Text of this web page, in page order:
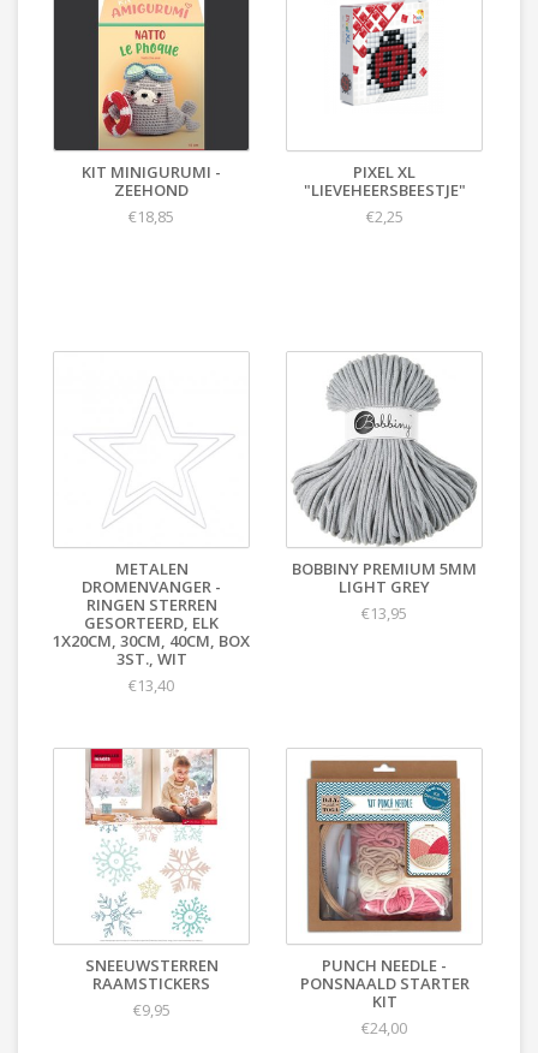
KIT MINIGURUMI -
ZEEHOND
€18,85
PIXEL XL
"LIEVEHEERSBEESTJE"
€2,25
METALEN
DROMENVANGER -
RINGEN STERREN
GESORTEERD, ELK
1X20CM, 30CM, 40CM, BOX
3ST., WIT
€13,40
BOBBINY PREMIUM 5MM
LIGHT GREY
€13,95
SNEEUWSTERREN
RAAMSTICKERS
€9,95
PUNCH NEEDLE -
PONSNAALD STARTER
KIT
€24,00